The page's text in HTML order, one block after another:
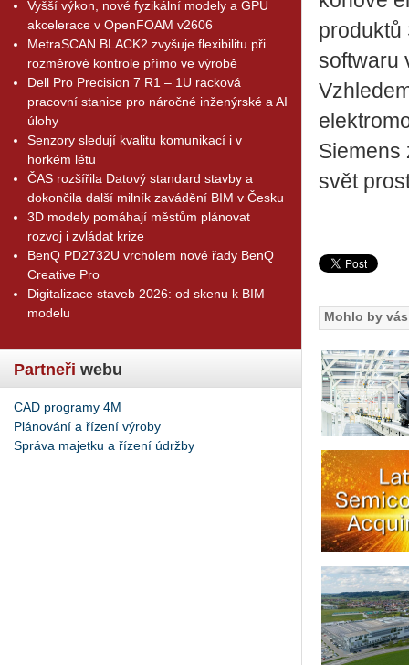
Vyšší výkon, nové fyzikální modely a GPU
akcelerace v OpenFOAM v2606
MetraSCAN BLACK2 zvyšuje flexibilitu při
rozměrové kontrole přímo ve výrobě
Dell Pro Precision 7 R1 – 1U racková
pracovní stanice pro náročné inženýrské a AI
úlohy
Senzory sledují kvalitu komunikací i v
horkém létu
ČAS rozšířila Datový standard stavby a
dokončila další milník zavádění BIM v Česku
3D modely pomáhají městům plánovat
rozvoj i zvládat krize
BenQ PD2732U vrcholem nové řady BenQ
Creative Pro
Digitalizace staveb 2026: od skenu k BIM
modelu
Partneři webu
CAD programy 4M
Plánování a řízení výroby
Správa majetku a řízení údržby
pro­duk­tů
soft­wa­ru
Sie­mens
svět
Mohlo by